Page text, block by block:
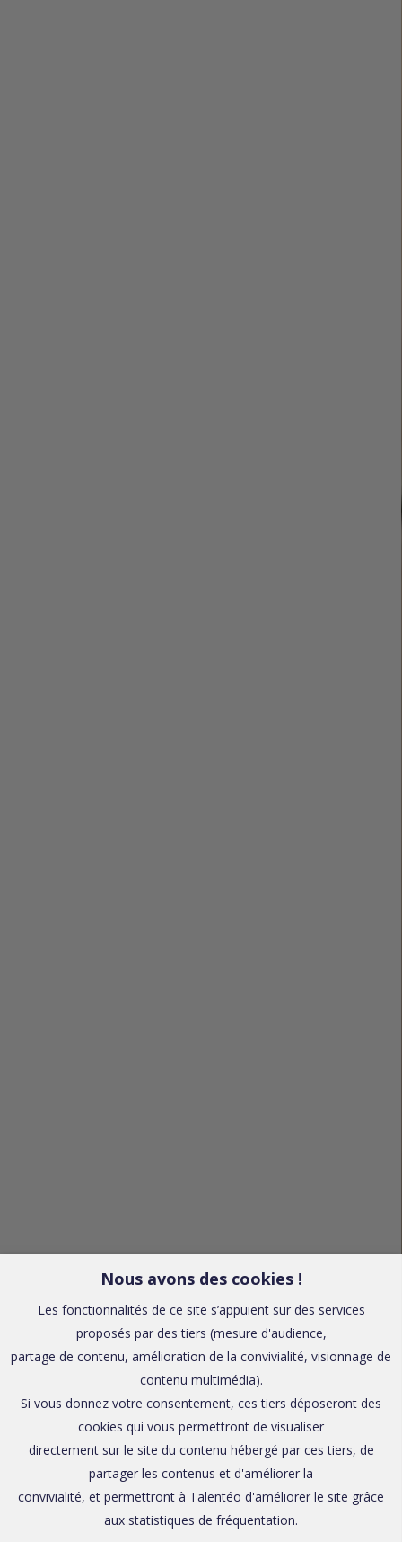
Nous avons des cookies !
Les fonctionnalités de ce site s’appuient sur des services
proposés par des tiers (mesure d'audience,
partage de contenu, amélioration de la convivialité, visionnage de
contenu multimédia).
Si vous donnez votre consentement, ces tiers déposeront des
cookies qui vous permettront de visualiser
directement sur le site du contenu hébergé par ces tiers, de
partager les contenus et d'améliorer la
convivialité, et permettront à Talentéo d'améliorer le site grâce
aux statistiques de fréquentation.